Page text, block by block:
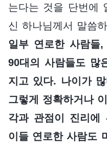
는다는 것을 단번에
신 하나님께서 말씀
일부 연로한 사람들
90대의 사람들도 많
지고 있다. 나이가
그렇게 정확하거나
각과 관점이 진리에
이들 연로한 사람도